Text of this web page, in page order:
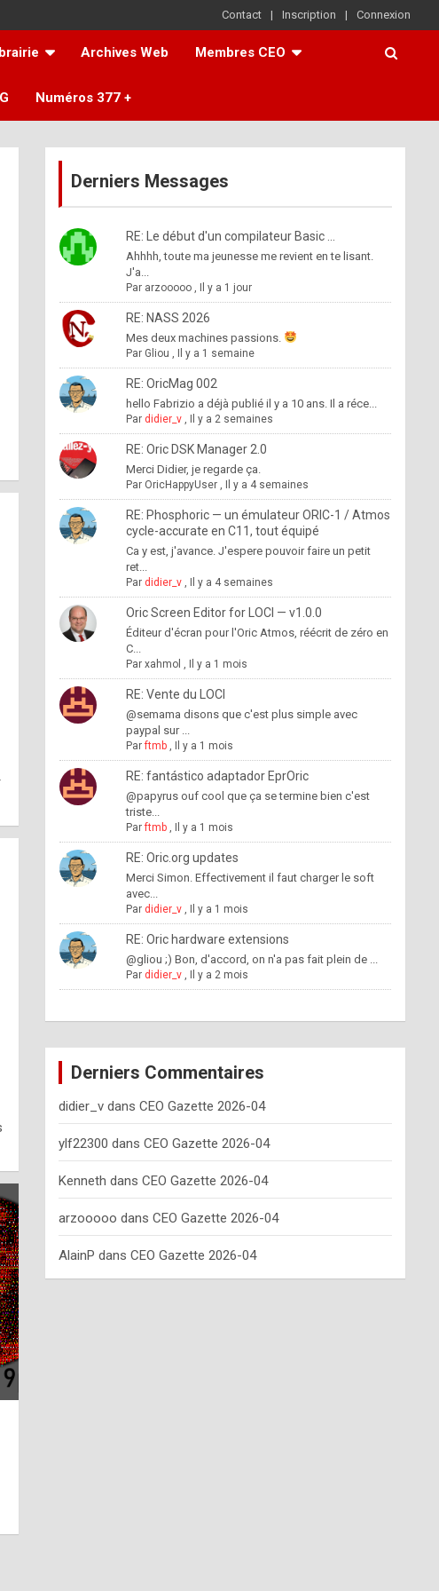
Contact Inscription Connexion
Archives Web Membres CEO
Numéros 377 +
Derniers Messages
RE: Le début d'un compilateur Basic ...
Ahhhh, toute ma jeunesse me revient en te lisant.
J'a...
Par arzooooo, Il y a 1 jour
RE: NASS 2026
Mes deux machines passions.
Par Gliou , Il y a 1 semaine
RE: OricMag 002
hello Fabrizio a déjà publié il y a 10 ans. Il a réce...
Par didier_v, Il y a 2 semaines
RE: Oric DSK Manager 2.0
Merci Didier, je regarde ça.
Par OricHappyUser, Il y a 4 semaines
RE: Phosphoric — un émulateur ORIC-1 / Atmos
cycle-accurate en C11, tout équipé
Ca y est, j'avance. J'espere pouvoir faire un petit
ret...
Par didier_v, Il y a 4 semaines
Oric Screen Editor for LOCI — v1.0.0
Éditeur d'écran pour l'Oric Atmos, réécrit de zéro en
C...
Par xahmol , Il y a 1 mois
RE: Vente du LOCI
@semama disons que c'est plus simple avec
paypal sur ...
Parftmb, Il y a 1 mois
RE: fantástico adaptador EprOric
@papyrus ouf cool que ça se termine bien c'est
triste...
Parftmb, Il y a 1 mois
RE: Oric.org updates
Merci Simon. Effectivement il faut charger le soft
avec...
Par didier_v, Il y a 1 mois
RE: Oric hardware extensions
@gliou ;) Bon, d'accord, on n'a pas fait plein de ...
Par didier_v, Il y a 2 mois
Derniers Commentaires
didier_vdans CEO Gazette 2026-04
ylf22300 dans CEO Gazette 2026-04
Kenneth dans CEO Gazette 2026-04
arzooooo dans CEO Gazette 2026-04
AlainP dans CEO Gazette 2026-04